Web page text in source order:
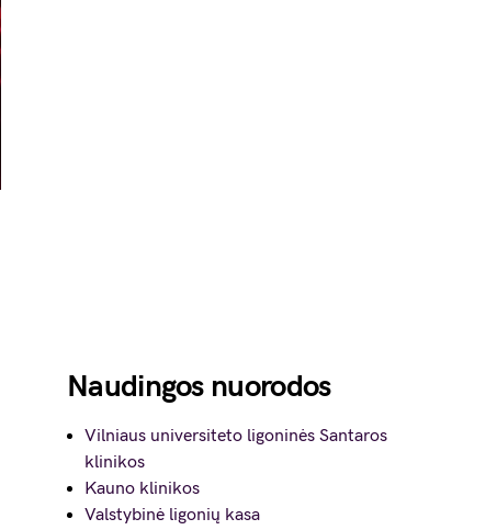
Naudingos nuorodos
Vilniaus universiteto ligoninės Santaros
klinikos
Kauno klinikos
Valstybinė ligonių kasa